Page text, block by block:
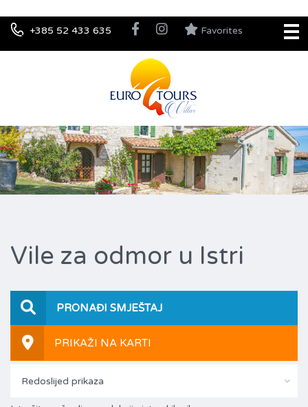
+385 52 433 635 Favorites
Vile za odmor u Istri
PRONAĐI SMJEŠTAJ
PRIKAŽI NA KARTI
Redoslijed prikaza